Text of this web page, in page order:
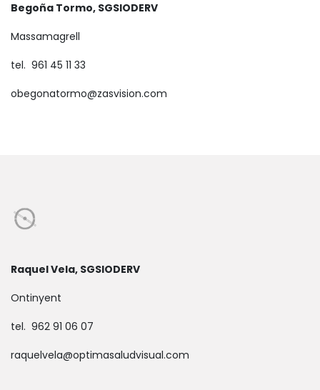
Begoña Tormo, SGSIODERV
Massamagrell
tel. 961 45 11 33
obegonatormo@zasvision.com
Raquel Vela, SGSIODERV
Ontinyent
tel. 962 91 06 07
raquelvela@optimasaludvisual.com